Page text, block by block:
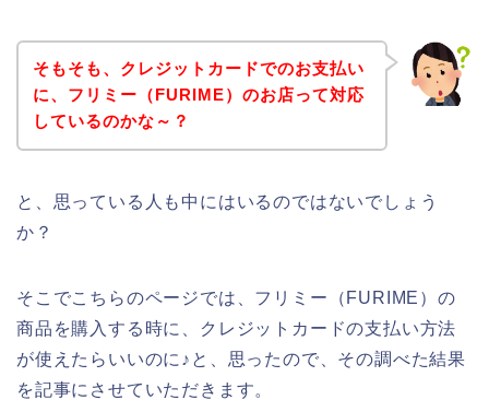
そもそも、クレジットカードでのお支払い
に、フリミー（FURIME）のお店って対応
しているのかな～？
と、思っている人も中にはいるのではないでしょう
か？
そこでこちらのページでは、フリミー（FURIME）の
商品を購入する時に、クレジットカードの支払い方法
が使えたらいいのに♪と、思ったので、その調べた結果
を記事にさせていただきます。